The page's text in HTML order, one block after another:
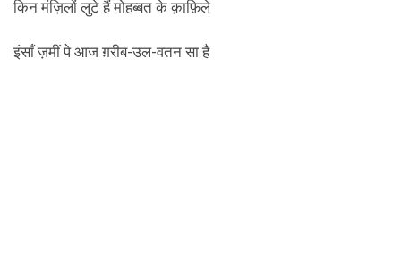
किन मंज़िलों लुटे हैं मोहब्बत के क़ाफ़िले
इंसाँ ज़मीं पे आज ग़रीब-उल-वतन सा है